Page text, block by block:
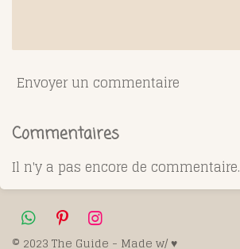
Envoyer un commentaire
Commentaires
Il n'y a pas encore de commentaire.
W
h
P
i
I
n
© 2023 The Guide - Made w/ ♥️